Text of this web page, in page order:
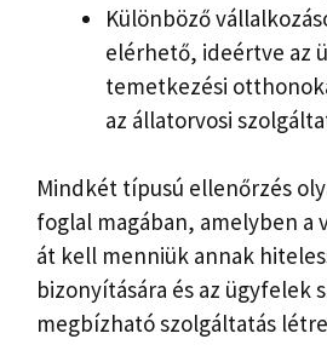
Különböző
elérhető, ideértve az
temetkezési
az állatorvosi
Mindkét típusú ellenőrzés
foglal magában, amelyben a
át kell menniük annak
bizonyítására és az ügyfelek
megbízható szolgáltatás